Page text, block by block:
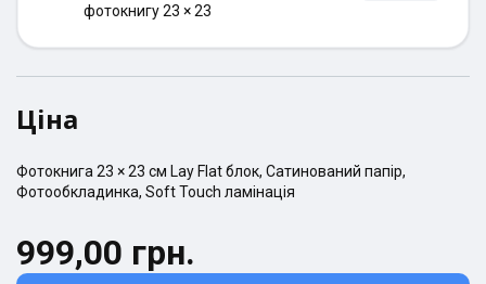
фотокнигу 23 × 23
Ціна
Фотокнига 23 × 23 см Lay Flatблок, Сатинований папір,
Фотообкладинка, Soft Touch ламінація
999,00 грн.